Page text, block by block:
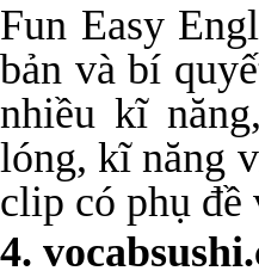
Fun Easy
bản và bí
nhiều kĩ
lóng, kĩ năng
clip có phụ đề
4.